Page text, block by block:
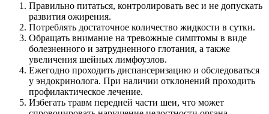
Правильно питаться, контролировать вес и не допускать
развития ожирения.
Потреблять достаточное количество жидкости в сутки.
Обращать внимание на тревожные симптомы в виде
болезненного и затрудненного глотания, а также
увеличения шейных лимфоузлов.
Ежегодно проходить диспансеризацию и обследоваться
у эндокринолога. При наличии отклонений проходить
профилактическое лечение.
Избегать травм передней части шеи, что может